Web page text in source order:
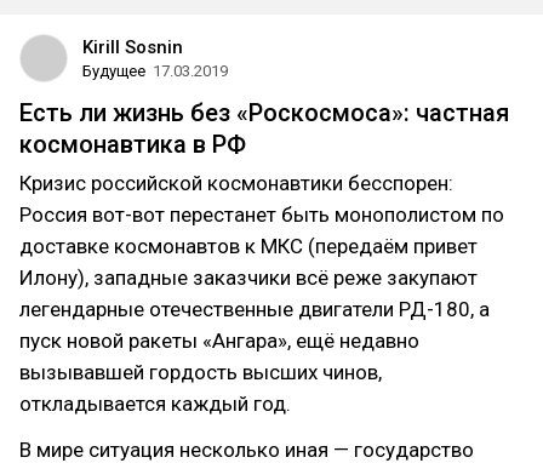
Kirill Sosnin
Будущее 17.03.2019
Есть ли жизнь без «Роскосмоса»: частная
космонавтика в РФ
Кризис российской космонавтики бесспорен:
Россия вот-вот перестанет быть монополистом по
доставке космонавтов к МКС (передаём привет
Илону), западные заказчики всё реже закупают
легендарные отечественные двигатели РД-180, а
пуск новой ракеты «Ангара», ещё недавно
вызывавшей гордость высших чинов,
откладывается каждый год.
В мире ситуация несколько иная — государство